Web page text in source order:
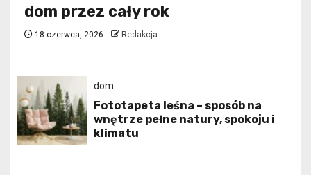
dom przez cały rok
18 czerwca, 2026 Redakcja
dom
​Fototapeta leśna – sposób na
wnętrze pełne natury, spokoju i
klimatu